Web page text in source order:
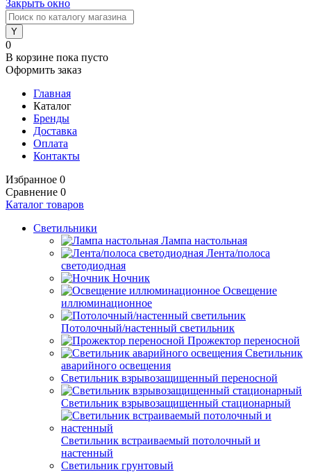
Закрыть окно
0
В корзине пока пусто
Оформить заказ
Главная
Каталог
Бренды
Доставка
Оплата
Контакты
Избранное 0
Сравнение 0
Каталог товаров
Светильники
Лампа настольная
Лента/полоса
светодиодная
Ночник
Освещение
иллюминационное
Потолочный/настенный светильник
Прожектор переносной
Светильник
аварийного освещения
Светильник взрывозащищенный переносной
Светильник взрывозащищенный стационарный
Светильник встраиваемый потолочный и
настенный
Светильник грунтовый